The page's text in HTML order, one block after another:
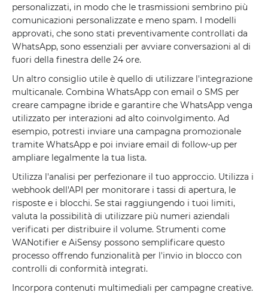
personalizzati, in modo che le trasmissioni sembrino più
comunicazioni personalizzate e meno spam. I modelli
approvati, che sono stati preventivamente controllati da
WhatsApp, sono essenziali per avviare conversazioni al di
fuori della finestra delle 24 ore.
Un altro consiglio utile è quello di utilizzare l'integrazione
multicanale. Combina WhatsApp con email o SMS per
creare campagne ibride e garantire che WhatsApp venga
utilizzato per interazioni ad alto coinvolgimento. Ad
esempio, potresti inviare una campagna promozionale
tramite WhatsApp e poi inviare email di follow-up per
ampliare legalmente la tua lista.
Utilizza l'analisi per perfezionare il tuo approccio. Utilizza i
webhook dell'API per monitorare i tassi di apertura, le
risposte e i blocchi. Se stai raggiungendo i tuoi limiti,
valuta la possibilità di utilizzare più numeri aziendali
verificati per distribuire il volume. Strumenti come
WANotifier e AiSensy possono semplificare questo
processo offrendo funzionalità per l'invio in blocco con
controlli di conformità integrati.
Incorpora contenuti multimediali per campagne creative.